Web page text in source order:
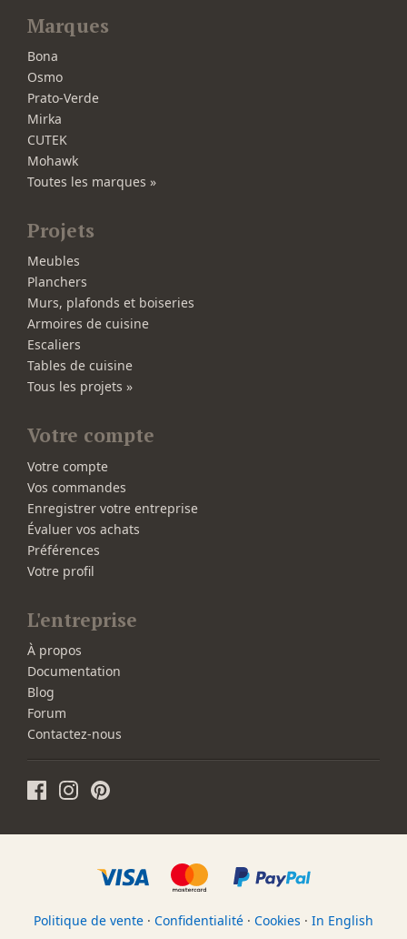
Marques
Bona
Osmo
Prato-Verde
Mirka
CUTEK
Mohawk
Toutes les marques »
Projets
Meubles
Planchers
Murs, plafonds et boiseries
Armoires de cuisine
Escaliers
Tables de cuisine
Tous les projets »
Votre compte
Votre compte
Vos commandes
Enregistrer votre entreprise
Évaluer vos achats
Préférences
Votre profil
L'entreprise
À propos
Documentation
Blog
Forum
Contactez-nous
Politique de vente · Confidentialité · Cookies · In English